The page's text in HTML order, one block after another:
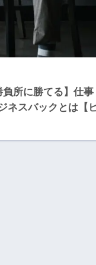
負所に勝てる】仕事
ネスバックとは【